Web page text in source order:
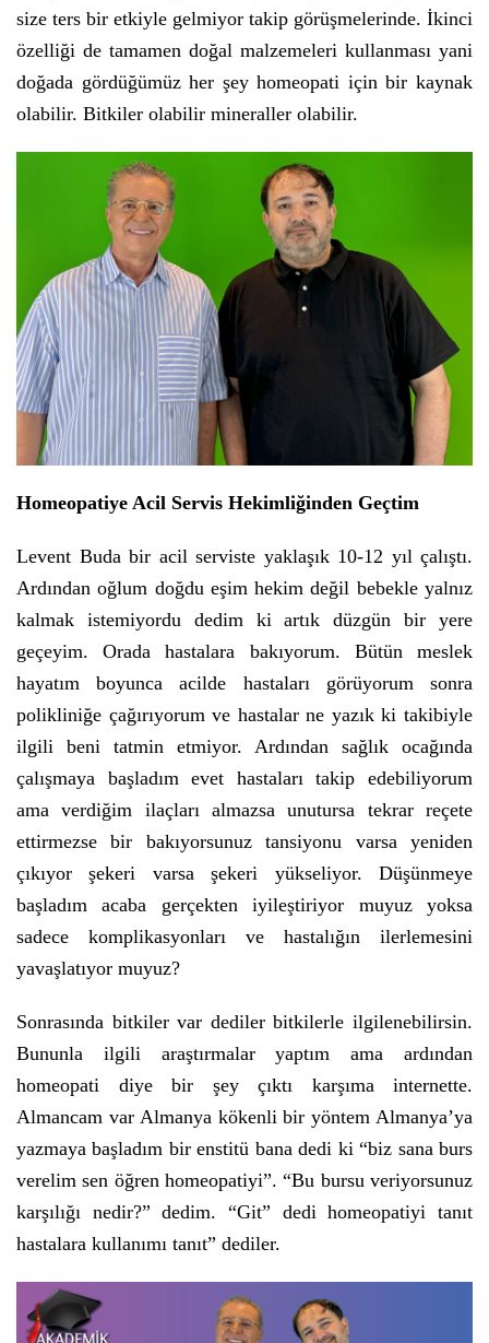
size ters bir etkiyle gelmiyor takip görüşmelerinde. İkinci
özelliği de tamamen doğal malzemeleri kullanması yani
doğada gördüğümüz her şey homeopati için bir kaynak
olabilir. Bitkiler olabilir mineraller olabilir.
Homeopatiye Acil Servis Hekimliğinden Geçtim
Levent Buda bir acil serviste yaklaşık 10-12 yıl çalıştı.
Ardından oğlum doğdu eşim hekim değil bebekle yalnız
kalmak istemiyordu dedim ki artık düzgün bir yere
geçeyim. Orada hastalara bakıyorum. Bütün meslek
hayatım boyunca acilde hastaları görüyorum sonra
polikliniğe çağırıyorum ve hastalar ne yazık ki takibiyle
ilgili beni tatmin etmiyor. Ardından sağlık ocağında
çalışmaya başladım evet hastaları takip edebiliyorum
ama verdiğim ilaçları almazsa unutursa tekrar reçete
ettirmezse bir bakıyorsunuz tansiyonu varsa yeniden
çıkıyor şekeri varsa şekeri yükseliyor. Düşünmeye
başladım acaba gerçekten iyileştiriyor muyuz yoksa
sadece komplikasyonları ve hastalığın ilerlemesini
yavaşlatıyor muyuz?
Sonrasında bitkiler var dediler bitkilerle ilgilenebilirsin.
Bununla ilgili araştırmalar yaptım ama ardından
homeopati diye bir şey çıktı karşıma internette.
Almancam var Almanya kökenli bir yöntem Almanya’ya
yazmaya başladım bir enstitü bana dedi ki “biz sana burs
verelim sen öğren homeopatiyi”. “Bu bursu veriyorsunuz
karşılığı nedir?” dedim. “Git” dedi homeopatiyi tanıt
hastalara kullanımı tanıt” dediler.